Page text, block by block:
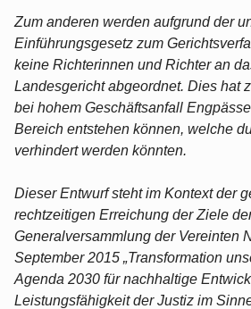
Zum anderen werden aufgrund der
Einführungsgesetz zum
keine Richterinnen und Richter an
Landesgericht abgeordnet. Dies hat
bei hohem Geschäftsanfall
Bereich entstehen können, welche
verhindert werden könnten.
Dieser Entwurf steht im Kontext der
rechtzeitigen Erreichung der Ziele
Generalversammlung der Vereinten
September 2015 „Transformation
Agenda 2030 für nachhaltige
Leistungsfähigkeit der Justiz im